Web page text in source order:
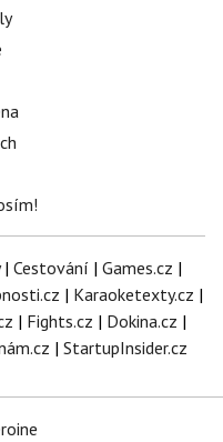
| Cestování | Games.cz |
| Karaoketexty.cz |
| Fights.cz | Dokina.cz |
| StartupInsider.cz